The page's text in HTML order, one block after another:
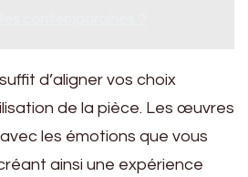
d’aligner vos choix
de la pièce. Les œuvres
les émotions que vous
ainsi une expérience